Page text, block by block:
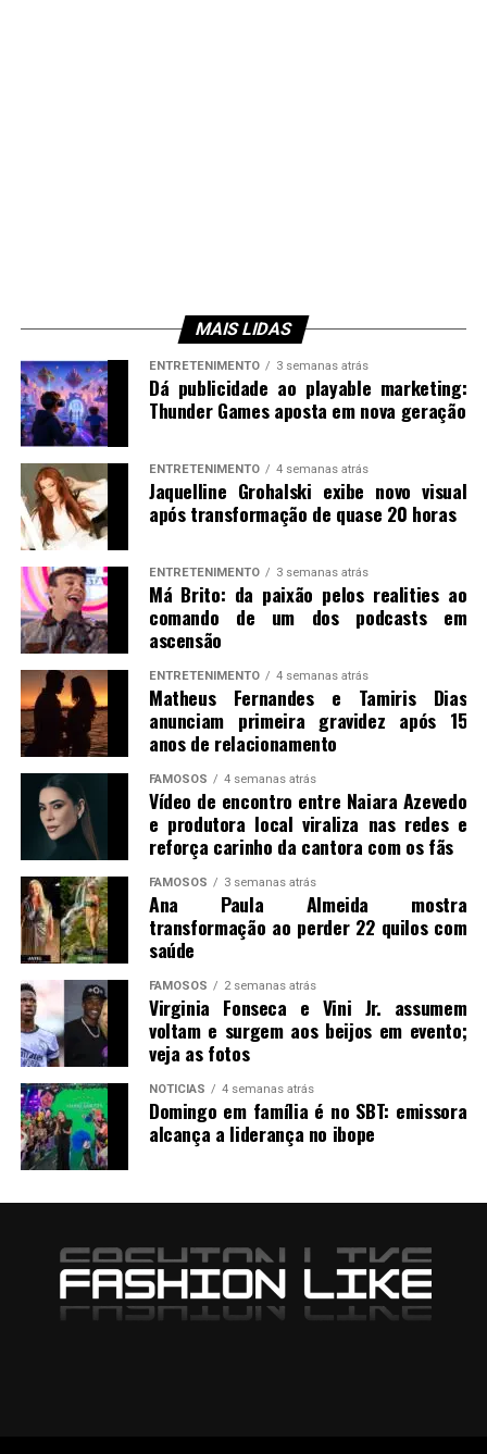
MAIS LIDAS
ENTRETENIMENTO 3 semanas atrás
Dá publicidade ao playable marketing:
Thunder Games aposta em nova geração
ENTRETENIMENTO 4 semanas atrás
Jaquelline Grohalski exibe novo visual
após transformação de quase 20 horas
ENTRETENIMENTO 3 semanas atrás
Má Brito: da paixão pelos realities ao
comando de um dos podcasts em
ascensão
ENTRETENIMENTO 4 semanas atrás
Matheus Fernandes e Tamiris Dias
anunciam primeira gravidez após 15
anos de relacionamento
FAMOSOS 4 semanas atrás
Vídeo de encontro entre Naiara Azevedo
e produtora local viraliza nas redes e
reforça carinho da cantora com os fãs
FAMOSOS 3 semanas atrás
Ana Paula Almeida mostra
transformação ao perder 22 quilos com
saúde
FAMOSOS 2 semanas atrás
Virginia Fonseca e Vini Jr. assumem
voltam e surgem aos beijos em evento;
veja as fotos
NOTICIAS 4 semanas atrás
Domingo em família é no SBT: emissora
alcança a liderança no ibope